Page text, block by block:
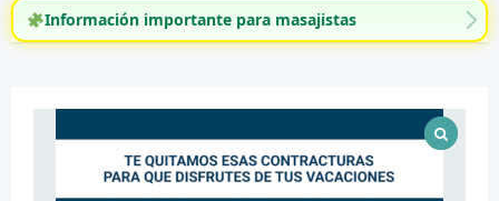
Información importante para masajistas